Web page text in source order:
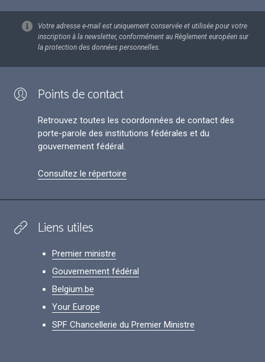
Votre adresse e-mail est uniquement conservée et utilisée pour votre
inscription à la newsletter, conformément au Règlement européen sur
la protection des données personnelles.
Points de contact
Retrouvez toutes les coordonnées de contact des
porte-parole des institutions fédérales et du
gouvernement fédéral.
Consultez le répertoire
Liens utiles
Premier ministre
Gouvernement fédéral
Belgium.be
Your Europe
SPF Chancellerie du Premier Ministre